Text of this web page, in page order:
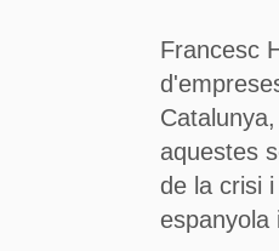
Francesc
aquestes
de la crisi
espanyola